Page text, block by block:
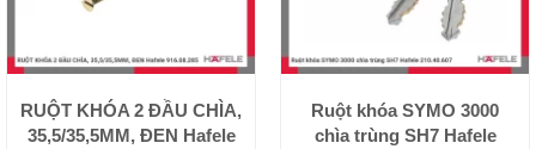
RUỘT KHÓA 2 ĐẦU CHÌA,
35,5/35,5MM, ĐEN Hafele
Ruột khóa SYMO 3000
chìa trùng SH7 Hafele